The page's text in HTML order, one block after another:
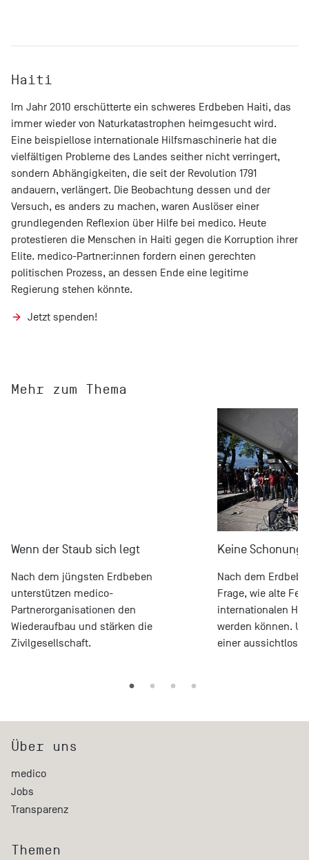
Haiti
Im Jahr 2010 erschütterte ein schweres Erdbeben Haiti, das
immer wieder von Naturkatastrophen heimgesucht wird.
Eine beispiellose internationale Hilfsmaschinerie hat die
vielfältigen Probleme des Landes seither nicht verringert,
sondern Abhängigkeiten, die seit der Revolution 1791
andauern, verlängert. Die Beobachtung dessen und der
Versuch, es anders zu machen, waren Auslöser einer
grundlegenden Reflexion über Hilfe bei medico. Heute
protestieren die Menschen in Haiti gegen die Korruption ihrer
Elite. medico-Partner:innen fordern einen gerechten
politischen Prozess, an dessen Ende eine legitime
Regierung stehen könnte.
Jetzt spenden!
Mehr zum Thema
Wenn der Staub sich legt
Nach dem jüngsten Erdbeben
unterstützen medico-
Partnerorganisationen den
Wiederaufbau und stärken die
Zivilgesellschaft.
Keine Schonung
Nach dem
Frage, wie alte
internationalen
werden können.
einer
Über uns
medico
Jobs
Transparenz
Themen